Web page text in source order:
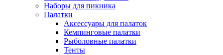
Наборы для пикника
Палатки
Аксессуары для палаток
Кемпинговые палатки
Рыболовные палатки
Тенты